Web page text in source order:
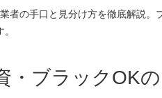
の手口と見分け方を徹底解説
・ブラックOK